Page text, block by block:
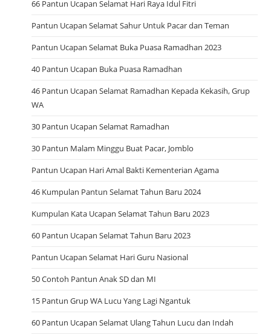
66 Pantun Ucapan Selamat Hari Raya Idul Fitri
Pantun Ucapan Selamat Sahur Untuk Pacar dan Teman
Pantun Ucapan Selamat Buka Puasa Ramadhan 2023
40 Pantun Ucapan Buka Puasa Ramadhan
46 Pantun Ucapan Selamat Ramadhan Kepada Kekasih, Grup
WA
30 Pantun Ucapan Selamat Ramadhan
30 Pantun Malam Minggu Buat Pacar, Jomblo
Pantun Ucapan Hari Amal Bakti Kementerian Agama
46 Kumpulan Pantun Selamat Tahun Baru 2024
Kumpulan Kata Ucapan Selamat Tahun Baru 2023
60 Pantun Ucapan Selamat Tahun Baru 2023
Pantun Ucapan Selamat Hari Guru Nasional
50 Contoh Pantun Anak SD dan MI
15 Pantun Grup WA Lucu Yang Lagi Ngantuk
60 Pantun Ucapan Selamat Ulang Tahun Lucu dan Indah